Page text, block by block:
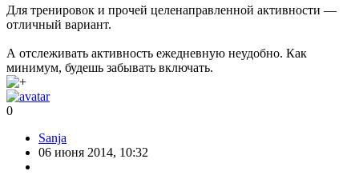
Для тренировок и прочей целенаправленной активности —
отличный вариант.
А отслеживать активность ежедневную неудобно. Как
минимум, будешь забывать включать.
0
Sanja
06 июня 2014, 10:32